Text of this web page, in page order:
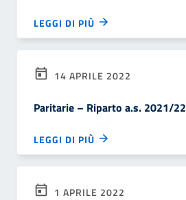
LEGGI DI PIÙ
14 APRILE 2022
Paritarie – Riparto a.s. 2021/22
LEGGI DI PIÙ
1 APRILE 2022